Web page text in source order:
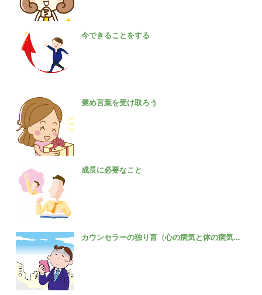
今できることをする
褒め言葉を受け取ろう
成長に必要なこと
カウンセラーの独り言（心の病気と体の病気...